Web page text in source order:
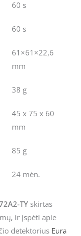
60 s
60 s
61×61×22,6
mm
38 g
45 x 75 x 60
mm
85 g
24 mėn.
TY skirtas
ir įspėti apie
detektorius Eura